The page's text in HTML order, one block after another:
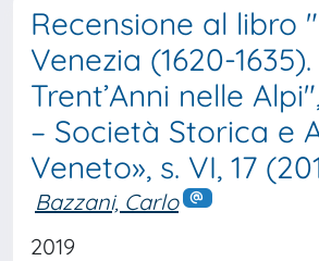
Recensione al libro
Venezia (1620-
Trent’Anni nelle
– Società Storica e
Veneto», s. VI, 17
Bazzani, Carlo
2019